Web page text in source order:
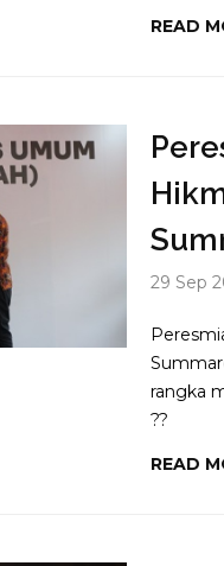
READ
29 Sep
rangka
??
READ